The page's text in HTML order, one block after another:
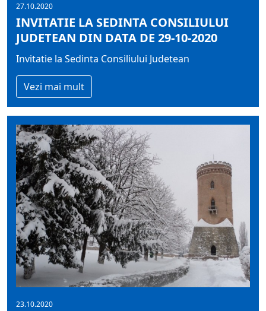
27.10.2020
INVITATIE LA SEDINTA CONSILIULUI
JUDETEAN DIN DATA DE 29-10-2020
Invitatie la Sedinta Consiliului Judetean
Vezi mai mult
23.10.2020